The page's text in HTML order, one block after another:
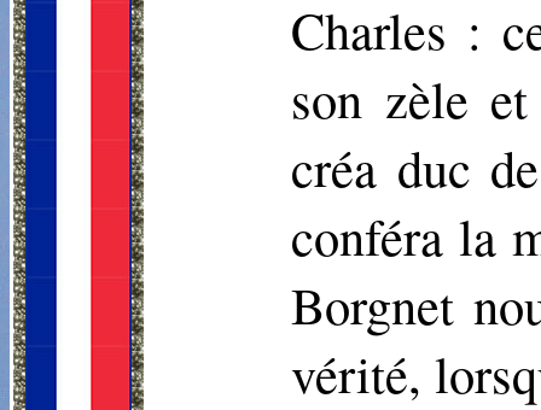
Charles :
son zèle
créa duc
conféra la
Borgnet
vérité,